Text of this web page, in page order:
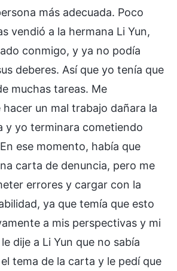
más adecuada. Poco
vendió a la hermana Li Yun,
conmigo, y ya no podía
deberes. Así que yo tenía que
muchas tareas. Me
un mal trabajo dañara la
y yo terminara cometiendo
ese momento, había que
carta de denuncia, pero me
errores y cargar con la
ya que temía que esto
a mis perspectivas y mi
dije a Li Yun que no sabía
tema de la carta y le pedí que